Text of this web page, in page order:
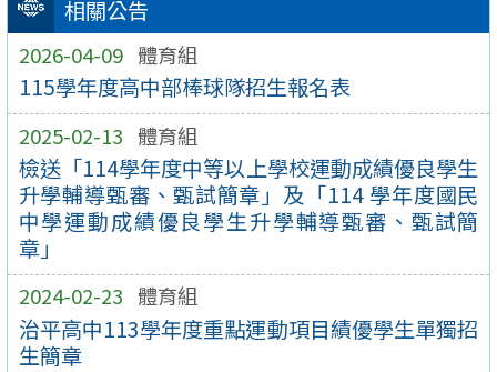
相關公告
2026-04-09 體育組
115學年度高中部棒球隊招生報名表
2025-02-13 體育組
檢送「114學年度中等以上學校運動成績優良學生
升學輔導甄審、甄試簡章」及「114 學年度國民
中學運動成績優良學生升學輔導甄審、甄試簡
章」
2024-02-23 體育組
治平高中113學年度重點運動項目績優學生單獨招
生簡章